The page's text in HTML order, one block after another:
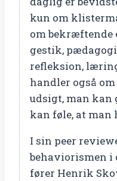
kun om
om
gestik,
refleksion,
handler også
udsigt, man kan
kan føle, at
I sin peer
behaviorismen i
fører Henrik